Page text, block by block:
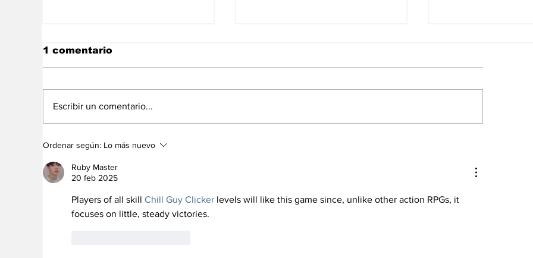
Biden "muerde a bebés"
durante celebración de
Halloween (video)
adulto
1 comentario
Escribir un comentario...
Ordenar según: Lo más nuevo
Ruby Master
20 feb 2025
Players of all skill Chill Guy Clicker levels will like this game since, unlike other action RPGs, it
focuses on little, steady victories.